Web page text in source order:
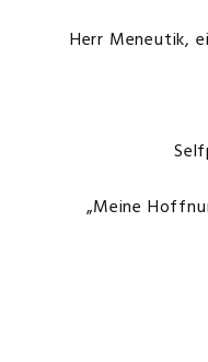
Herr Meneutik,
„Meine